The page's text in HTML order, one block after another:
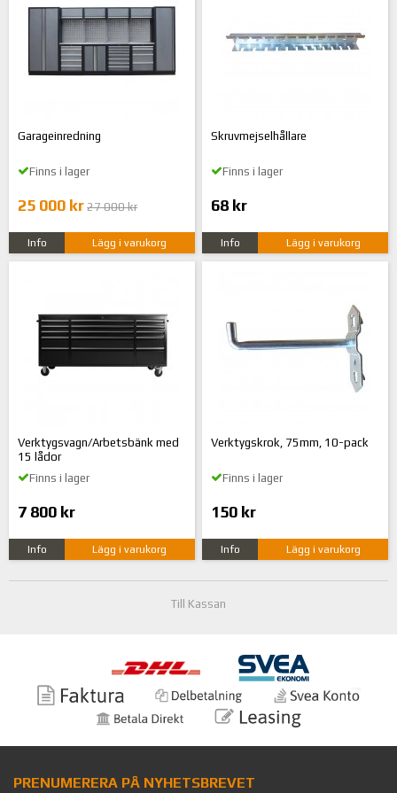
Garageinredning
Finns i lager
25 000 kr 27 000 kr
Info Lägg i varukorg
Skruvmejselhållare
Finns i lager
68 kr
Info Lägg i varukorg
Verktygsvagn/Arbetsbänk med
15 lådor
Finns i lager
7 800 kr
Info Lägg i varukorg
Verktygskrok, 75mm, 10-pack
Finns i lager
150 kr
Info Lägg i varukorg
Till Kassan
PRENUMERERA PÅ NYHETSBREVET